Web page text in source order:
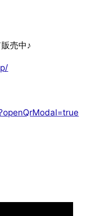
売中♪